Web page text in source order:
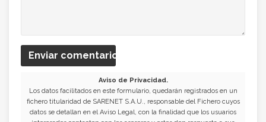
Enviar comentario
Aviso de Privacidad.
Los datos facilitados en este formulario, quedarán registrados en un
fichero titularidad de SARENET S.A.U., responsable del Fichero cuyos
datos se detallan en el Aviso Legal, con la finalidad que los usuarios